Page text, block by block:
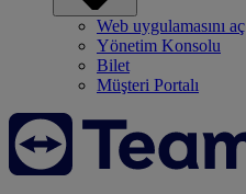
Web uygulamasını aç
Yönetim Konsolu
Bilet
Müşteri Portalı